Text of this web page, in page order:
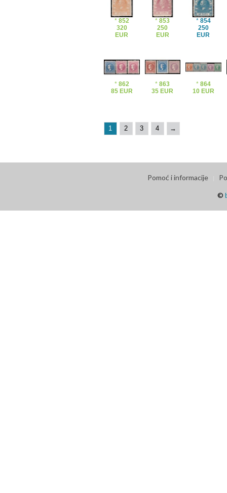
* 852
320
EUR
*853
250
EUR
* 854
250
EUR
* 862
85 EUR
*863
35 EUR
* 864
10 EUR
1 2 3 4 →
Pomoć i informacije
©